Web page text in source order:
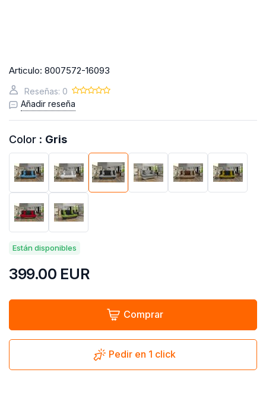
Articulo: 8007572-16093
Reseñas: 0
Añadir reseña
Color : Gris
Están disponibles
399.00 EUR
Comprar
Pedir en 1 click